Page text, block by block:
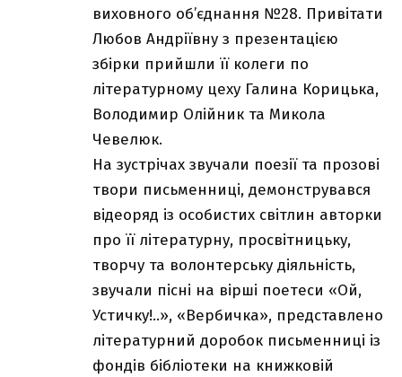
виховного об’єднання №28. Привітати
Любов Андріївну з презентацією
збірки прийшли її колеги по
літературному цеху Галина Корицька,
Володимир Олійник та Микола
Чевелюк.
На зустрічах звучали поезії та прозові
твори письменниці, демонструвався
відеоряд із особистих світлин авторки
про її літературну, просвітницьку,
творчу та волонтерську діяльність,
звучали пісні на вірші поетеси «Ой,
Устичку!..», «Вербичка», представлено
літературний доробок письменниці із
фондів бібліотеки на книжковій